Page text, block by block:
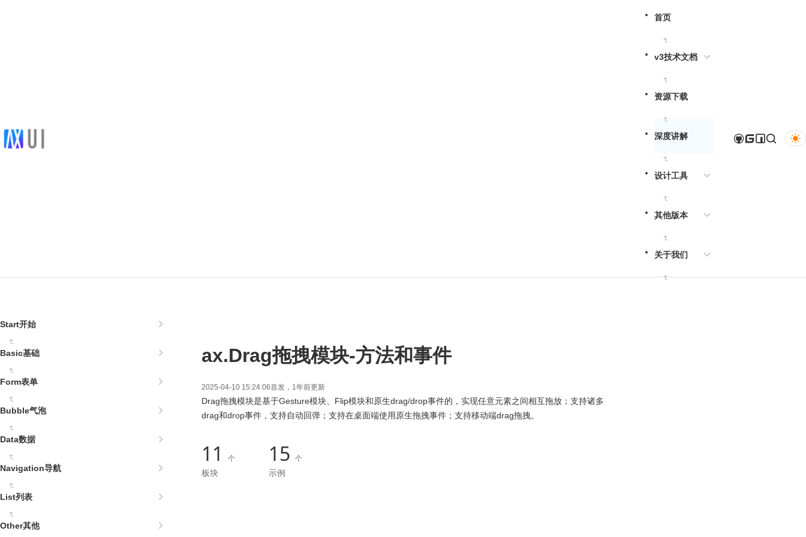
首页
v3技术文档
资源下载
深度讲解
设计工具
其他版本
关于我们
Start开始
Basic基础
Form表单
Bubble气泡
Data数据
Navigation导航
List列表
Other其他
ax.Drag拖拽模块-方法和事件
2025-04-10 15:24:06首发，1年前更新
Drag拖拽模块是基于Gesture模块、Flip模块和原生drag/drop事件的，实现任意元素之间相互拖放；支持诸多
drag和drop事件，支持自动回弹；支持在桌面端使用原生拖拽事件；支持移动端drag拖拽。
11 个
板块
15 个
示例